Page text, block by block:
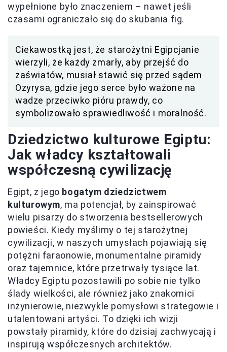
wypełnione było znaczeniem – nawet jeśli
czasami ograniczało się do skubania fig.
Ciekawostką jest, że starożytni Egipcjanie
wierzyli, że każdy zmarły, aby przejść do
zaświatów, musiał stawić się przed sądem
Ozyrysa, gdzie jego serce było ważone na
wadze przeciwko pióru prawdy, co
symbolizowało sprawiedliwość i moralność.
Dziedzictwo kulturowe Egiptu:
Jak władcy kształtowali
współczesną cywilizację
Egipt, z jego bogatym dziedzictwem
kulturowym, ma potencjał, by zainspirować
wielu pisarzy do stworzenia bestsellerowych
powieści. Kiedy myślimy o tej starożytnej
cywilizacji, w naszych umysłach pojawiają się
potężni faraonowie, monumentalne piramidy
oraz tajemnice, które przetrwały tysiące lat.
Władcy Egiptu pozostawili po sobie nie tylko
ślady wielkości, ale również jako znakomici
inżynierowie, niezwykle pomysłowi strategowie i
utalentowani artyści. To dzięki ich wizji
powstały piramidy, które do dzisiaj zachwycają i
inspirują współczesnych architektów.